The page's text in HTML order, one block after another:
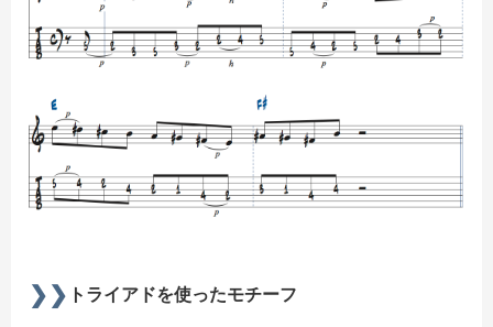
トライアドを使ったモチーフ